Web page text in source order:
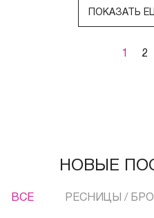
ПОКАЗАТЬ
1 2
НОВЫЕ
ВСЕ РЕСНИЦЫ /